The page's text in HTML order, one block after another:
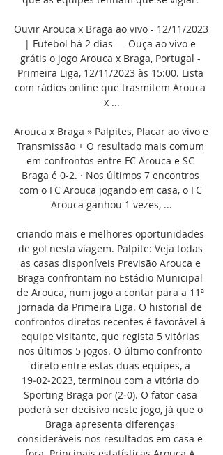
Ouvir Arouca x Braga ao vivo - 12/11/2023
| Futebol há 2 dias — Ouça ao vivo e
grátis o jogo Arouca x Braga, Portugal -
Primeira Liga, 12/11/2023 às 15:00. Lista
com rádios online que trasmitem Arouca
x ...
Arouca x Braga » Palpites, Placar ao vivo e
Transmissão + O resultado mais comum
em confrontos entre FC Arouca e SC
Braga é 0-2. · Nos últimos 7 encontros
com o FC Arouca jogando em casa, o FC
Arouca ganhou 1 vezes, ...
criando mais e melhores oportunidades
de gol nesta viagem. Palpite: Veja todas
as casas disponíveis Previsão Arouca e
Braga confrontam no Estádio Municipal
de Arouca, num jogo a contar para a 11ª
jornada da Primeira Liga. O historial de
confrontos diretos recentes é favorável à
equipe visitante, que regista 5 vitórias
nos últimos 5 jogos. O último confronto
direto entre estas duas equipes, a
19‑02‑2023, terminou com a vitória do
Sporting Braga por (2‑0). O fator casa
poderá ser decisivo neste jogo, já que o
Braga apresenta diferenças
consideráveis ​​nos resultados em casa e